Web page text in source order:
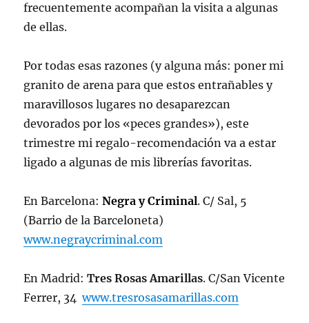
frecuentemente acompañan la visita a algunas
de ellas.
Por todas esas razones (y alguna más: poner mi
granito de arena para que estos entrañables y
maravillosos lugares no desaparezcan
devorados por los «peces grandes»), este
trimestre mi regalo-recomendación va a estar
ligado a algunas de mis librerías favoritas.
En Barcelona:Negra y Criminal. C/ Sal, 5
(Barrio de la Barceloneta)
www.negraycriminal.com
En Madrid:Tres Rosas Amarillas. C/San Vicente
Ferrer, 34www.tresrosasamarillas.com